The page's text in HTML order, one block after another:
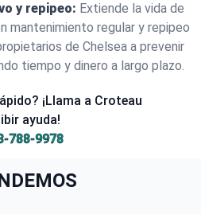
y repipeo: Extiende la vida de
mantenimiento regular y repipeo
de Chelsea a prevenir
tiempo y dinero a largo plazo.
¡Llama a Croteau
ayuda!
788-9978